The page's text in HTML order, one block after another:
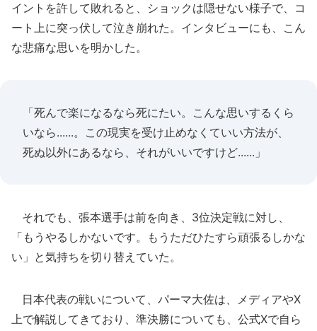
イントを許して敗れると、ショックは隠せない様子で、コ
ート上に突っ伏して泣き崩れた。インタビューにも、こん
な悲痛な思いを明かした。
「死んで楽になるなら死にたい。こんな思いするくら
いなら......。この現実を受け止めなくていい方法が、
死ぬ以外にあるなら、それがいいですけど......」
それでも、張本選手は前を向き、3位決定戦に対し、
「もうやるしかないです。もうただひたすら頑張るしかな
い」と気持ちを切り替えていた。
日本代表の戦いについて、パーマ大佐は、メディアやX
上で解説してきており、準決勝についても、公式Xで自ら